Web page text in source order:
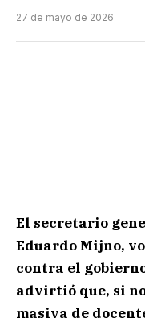
27 de mayo de 2026
El secretario
Eduardo Mijno,
contra el
advirtió que, si
masiva de